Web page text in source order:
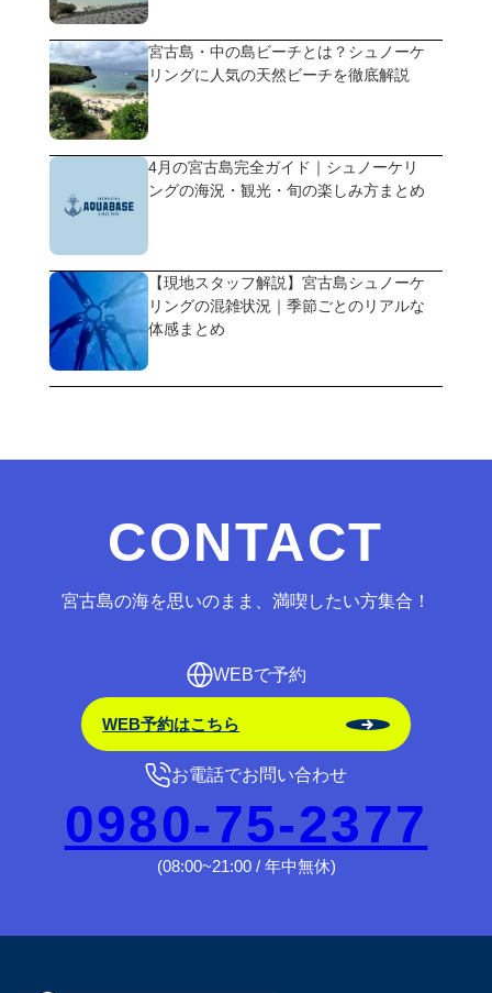
宮古島・中の島ビーチとは？シュノーケ
リングに人気の天然ビーチを徹底解説
4月の宮古島完全ガイド｜シュノーケリ
ングの海況・観光・旬の楽しみ方まとめ
【現地スタッフ解説】宮古島シュノーケ
リングの混雑状況｜季節ごとのリアルな
体感まとめ
CONTACT
宮古島の海を思いのまま、満喫したい方集合！
WEBで予約
WEB予約はこちら
お電話でお問い合わせ
0980-75-2377
(08:00~21:00 / 年中無休)